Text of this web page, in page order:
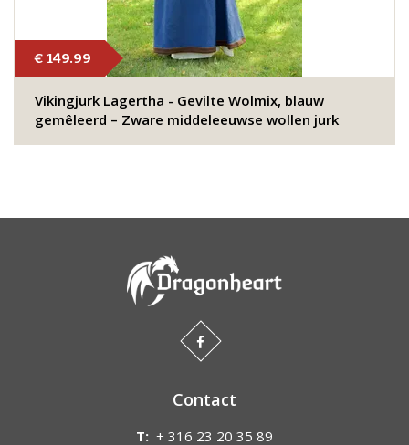
€ 149.99
Vikingjurk Lagertha - Gevilte Wolmix, blauw
gemêleerd – Zware middeleeuwse wollen jurk
Contact
T: + 316 23 20 35 89